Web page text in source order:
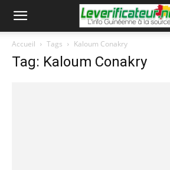
Accueil Tags Kaloum Conakry
Tag: Kaloum Conakry